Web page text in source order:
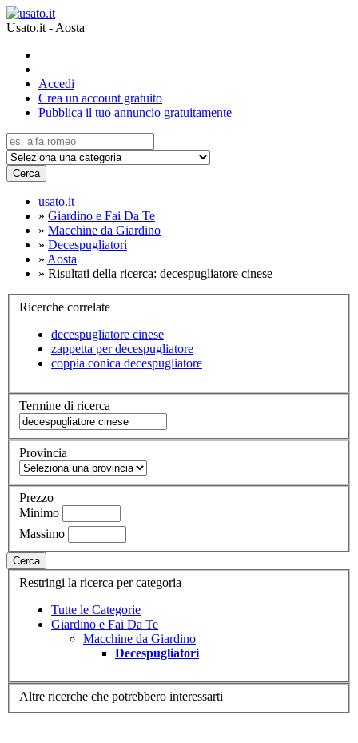
Usato.it - Aosta
Accedi
Crea un account gratuito
Pubblica il tuo annuncio gratuitamente
Cerca
usato.it
» Giardino e Fai Da Te
» Macchine da Giardino
» Decespugliatori
» Aosta
» Risultati della ricerca: decespugliatore cinese
Ricerche correlate
decespugliatore cinese
zappetta per decespugliatore
coppia conica decespugliatore
Termine di ricerca
Provincia
Prezzo
Minimo
Massimo
Cerca
Restringi la ricerca per categoria
Tutte le Categorie
Giardino e Fai Da Te
Macchine da Giardino
Decespugliatori
Altre ricerche che potrebbero interessarti